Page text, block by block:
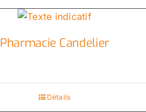
Pharmacie Candelier
Détails